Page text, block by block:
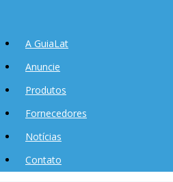
A GuiaLat
Anuncie
Produtos
Fornecedores
Notícias
Contato